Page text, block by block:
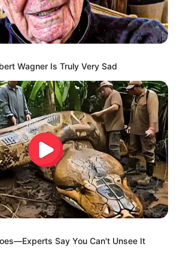
Wagner Is Truly Very Sad
Say You Can't Unsee It